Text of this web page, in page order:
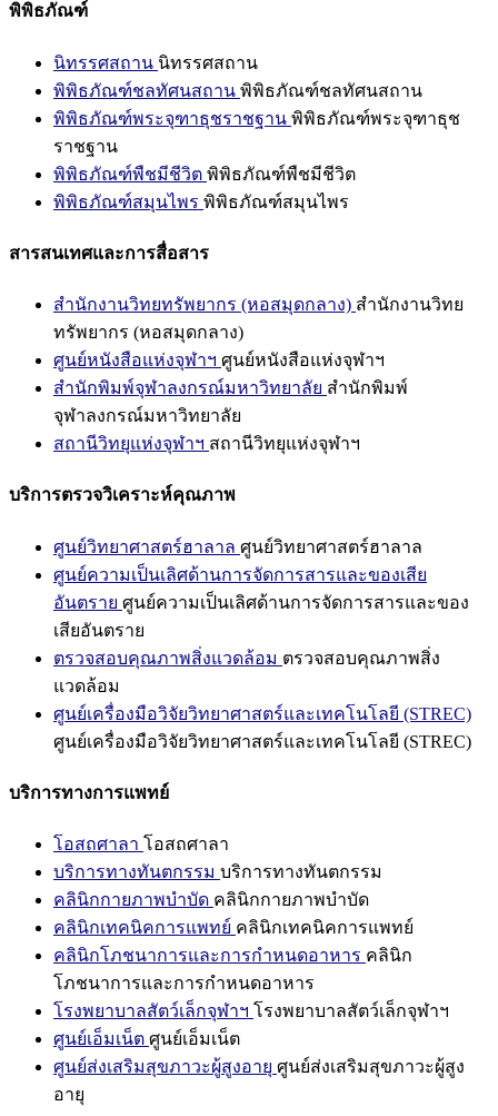
พิพิธภัณฑ์
นิทรรศสถาน นิทรรศสถาน
พิพิธภัณฑ์ชลทัศนสถาน พิพิธภัณฑ์ชลทัศนสถาน
พิพิธภัณฑ์พระจุฑาธุชราชฐาน พิพิธภัณฑ์พระจุฑาธุช
ราชฐาน
พิพิธภัณฑ์พืชมีชีวิต พิพิธภัณฑ์พืชมีชีวิต
พิพิธภัณฑ์สมุนไพร พิพิธภัณฑ์สมุนไพร
สารสนเทศและการสื่อสาร
สำนักงานวิทยทรัพยากร (หอสมุดกลาง) สำนักงานวิทย
ทรัพยากร (หอสมุดกลาง)
ศูนย์หนังสือแห่งจุฬาฯ ศูนย์หนังสือแห่งจุฬาฯ
สำนักพิมพ์จุฬาลงกรณ์มหาวิทยาลัย สำนักพิมพ์
จุฬาลงกรณ์มหาวิทยาลัย
สถานีวิทยุแห่งจุฬาฯ สถานีวิทยุแห่งจุฬาฯ
บริการตรวจวิเคราะห์คุณภาพ
ศูนย์วิทยาศาสตร์ฮาลาล ศูนย์วิทยาศาสตร์ฮาลาล
ศูนย์ความเป็นเลิศด้านการจัดการสารและของเสีย
อันตราย ศูนย์ความเป็นเลิศด้านการจัดการสารและของ
เสียอันตราย
ตรวจสอบคุณภาพสิ่งแวดล้อม ตรวจสอบคุณภาพสิ่ง
แวดล้อม
ศูนย์เครื่องมือวิจัยวิทยาศาสตร์และเทคโนโลยี (STREC)
ศูนย์เครื่องมือวิจัยวิทยาศาสตร์และเทคโนโลยี (STREC)
บริการทางการแพทย์
โอสถศาลา โอสถศาลา
บริการทางทันตกรรม บริการทางทันตกรรม
คลินิกกายภาพบำบัด คลินิกกายภาพบำบัด
คลินิกเทคนิคการแพทย์ คลินิกเทคนิคการแพทย์
คลินิกโภชนาการและการกำหนดอาหาร คลินิก
โภชนาการและการกำหนดอาหาร
โรงพยาบาลสัตว์เล็กจุฬาฯ โรงพยาบาลสัตว์เล็กจุฬาฯ
ศูนย์เอ็มเน็ต ศูนย์เอ็มเน็ต
ศูนย์ส่งเสริมสุขภาวะผู้สูงอายุ ศูนย์ส่งเสริมสุขภาวะผู้สูง
อายุ